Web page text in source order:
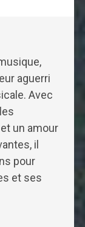
aguerri
Avec
un amour
il
pour
et ses